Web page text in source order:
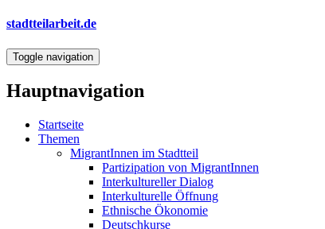
Direkt
Inhalt
stadtteilarbeit.de
Toggle navigation
Hauptnavigation
Startseite
Themen
MigrantInnen im Stadtteil
Partizipation von MigrantInnen
Interkultureller Dialog
Interkulturelle Öffnung
Ethnische Ökonomie
Deutschkurse